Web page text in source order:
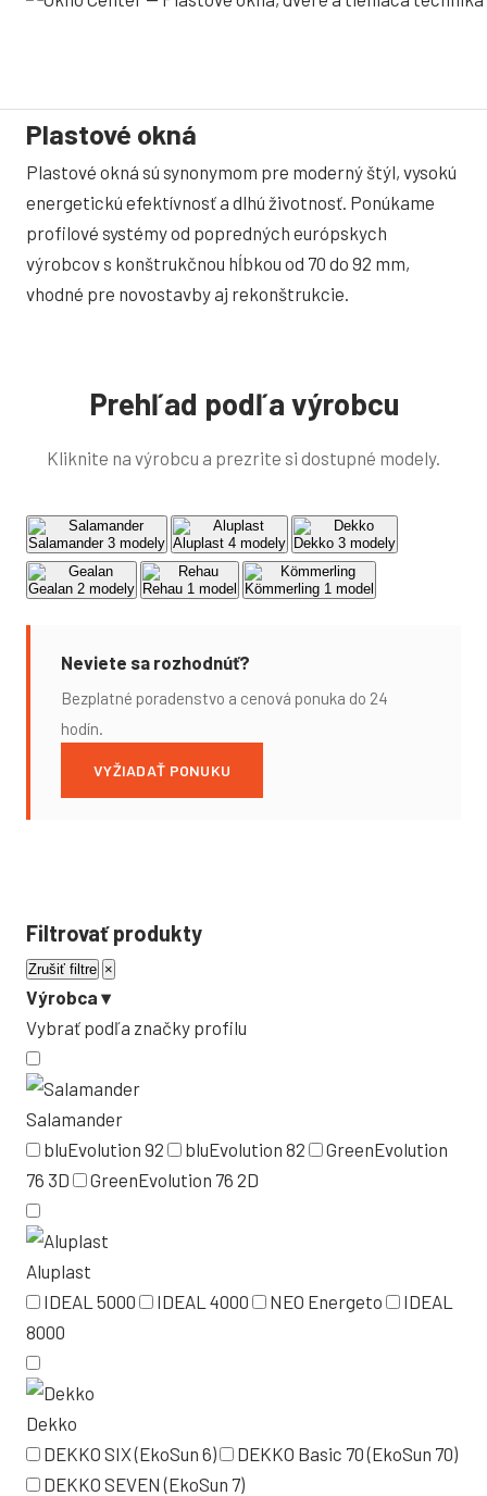
Plastové okná
Plastové okná sú synonymom pre moderný štýl, vysokú
energetickú efektívnosť a dlhú životnosť. Ponúkame
profilové systémy od popredných európskych
výrobcov s konštrukčnou hĺbkou od 70 do 92 mm,
vhodné pre novostavby aj rekonštrukcie.
Prehľad podľa výrobcu
Kliknite na výrobcu a prezrite si dostupné modely.
Salamander 3 modely Aluplast 4 modely Dekko 3 modely
Gealan 2 modely Rehau 1 model Kömmerling 1 model
Neviete sa rozhodnúť?
Bezplatné poradenstvo a cenová ponuka do 24
hodín.
VYŽIADAŤ PONUKU
Filtrovať produkty
Zrušiť filtre ×
Výrobca ▾
Vybrať podľa značky profilu
Salamander
bluEvolution 92
bluEvolution 82
GreenEvolution
76 3D
GreenEvolution 76 2D
Aluplast
IDEAL 5000
IDEAL 4000 NEO Energeto
IDEAL
8000
Dekko
DEKKO SIX (EkoSun 6)
DEKKO Basic 70 (EkoSun 70)
DEKKO SEVEN (EkoSun 7)